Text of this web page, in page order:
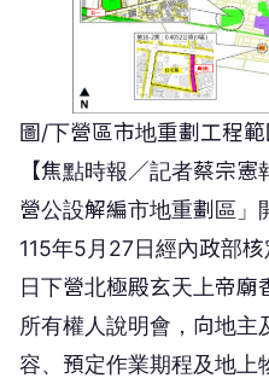
圖/下營區市地重劃工程範
【焦點時報／記者蔡宗
營公設解編市地重劃區」
115年5月27日經內政部
日下營北極殿玄天上帝
所有權人說明會，向地主
容、預定作業期程及地上